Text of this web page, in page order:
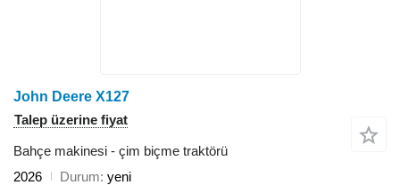
John Deere X127
Talep üzerine fiyat
Bahçe makinesi - çim biçme traktörü
2026
Durum yeni